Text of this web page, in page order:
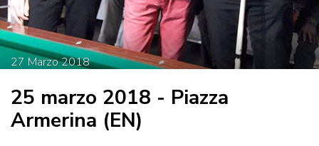
27 Marzo2018
25 marzo 2018 - Piazza
Armerina (EN)